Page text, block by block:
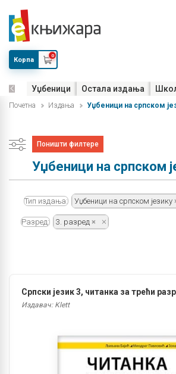
Корпа
0
Уџбеници Остала издања
Почетна Издања Уџбеници на српском
Поништи филтере
Уџбеници на српском
Тип издања: Уџбеници на српском језику
Разред: 3. разред
Српски језик 3, читанка за трећи
Издавач: Klett